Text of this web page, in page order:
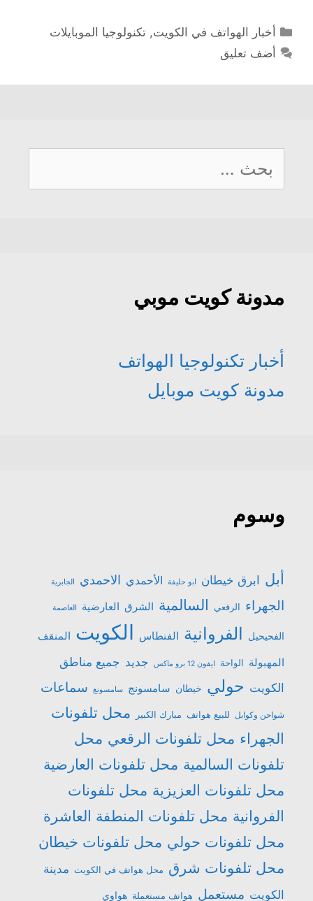
التصنيفات
أخبار الهواتف في الكويت,تكنولوجيا الموبايلات
أضف تعليق
عن:
مدونة كويت موبي
أخبار تكنولوجيا الهواتف
مدونة كويت موبايل
وسوم
أبل ابرق خيطان ابو حليفة الأحمدي الاحمدي الجابرية
الجهراء الرقعي السالمية الشرق العارضية العاصمة
الفحيحيل الفروانية الفنطاس الكويت المنقف
المهبولة الواحة ايفون 12 برو ماكس جديد جميع مناطق
الكويت حولي خيطان سامسونج سامسونغ سماعات
شواحن وكوابل للبيع هواتف مبارك الكبير
محل تلفونات
الجهراء محل تلفونات الرقعي محل
تلفونات السالمية محل تلفونات العارضية
محل تلفونات العزيزية محل تلفونات
الفروانية محل تلفونات المنطفة العاشرة
محل تلفونات حولي محل تلفونات خيطان
محل تلفونات شرق محل هواتف في الكويت مدينة
الكويت مستعمل هواتف مستعملة هواوي